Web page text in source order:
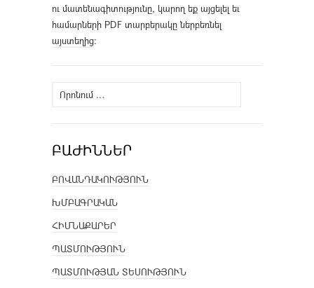
ու մատենագիտությունը, կարող եք այցելել եւ
համարների PDF տարբերակը ներբեռնել
այստեղից։
Որոնել՝
ԲԱԺԻՆՆԵՐ
ԲՈՎԱՆԴԱԿՈՒԹՅՈՒՆ
ԽՄԲԱԳՐԱԿԱՆ
ՀԻՄՆԱՔԱՐԵՐ
ՊԱՏՄՈՒԹՅՈՒՆ
ՊԱՏՄՈՒԹՅԱՆ ՏԵՍՈՒԹՅՈՒՆ